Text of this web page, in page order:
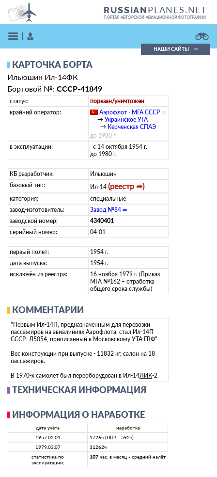
RUSSIANPLANES.NET
ПОРТАЛ АВТОРСКОЙ АВИАЦИОННОЙ ФОТОГРАФИИ
ВОЙТИ
ЗАРЕГИСТРИРОВАТЬСЯ
Поиск фотографий
Поиск в реестре
Кратко
НАШИ САЙТЫ
КАРТОЧКА БОРТА
Ильюшин Ил-14ФК
Бортовой №: СССР-41849
статус:
порезан/уничтожен
крайний оператор:
Аэрофлот - МГА СССР su
→ Украинское УГА
→ Керченская СПАЭ
до 1980 г.
в эксплуатации:
с 14 октября 1954 г.
до 1980 г.
КБ разработчик:
Ильюшин
базовый тип:
Ил-14 (реестр ➦)
категория:
специальные
завод-изготовитель:
Завод №84 ➦
заводской номер:
4340401
серийный номер:
04-01
первый полет:
1954 г.
дата выпуска:
1954 г.
исключён из реестра:
16 ноября 1979 г. (Приказ
МГА №162 – отработка
общего срока службы)
КОММЕНТАРИИ
"Первым Ил-14П, предназначенным для перевозки
пассажиров на авиалиниях Аэрофлота, стал Ил-14П
СССР–Л5054, приписанный к Московскому УТА ГВФ"
Вес конструкции при выпуске - 11832 кг, салон на 18
пассажиров.
В 1970-х самолёт был переоборудован в Ил-14ЛИК-2
ТЕХНИЧЕСКАЯ ИНФОРМАЦИЯ
ИНФОРМАЦИЯ О НАРАБОТКЕ
дата учёта
наработка
1957.02.01
1726ч (ППР - 592ч)
1979.03.07
31262ч
статистика по
эксплуатации:
107 час. в месяц - средний налёт